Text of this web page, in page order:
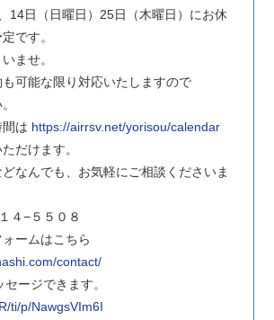
14日（日曜日）25日（木曜日）にお休
です。
ませ。
可能な限り対応いたしますので
は https://airrsv.net/yorisou/calendar
だけます。
なんでも、お気軽にご相談くださいま
４−５５０８
ームはこちら
contact/
ージできます。
ti/p/NawgsVIm6I